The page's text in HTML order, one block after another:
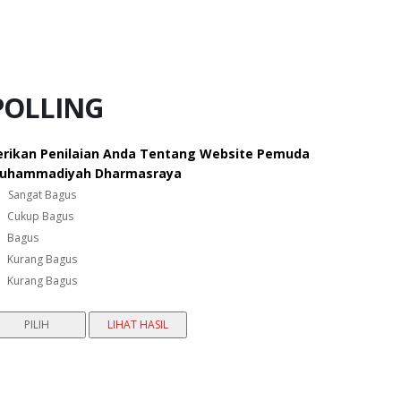
Penilaian Anda Tentang Website Pemuda
Dharmasraya
Sangat Bagus
Cukup Bagus
Bagus
Kurang Bagus
Kurang Bagus